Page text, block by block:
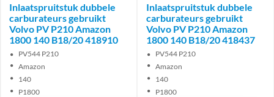
Inlaatspruitstuk dubbele
carburateurs gebruikt
Volvo PV P210 Amazon
1800 140 B18/20 418910
PV544 P210
Amazon
140
P1800
Inlaatspruitstuk dubbele
carburateurs gebruikt
Volvo PV P210 Amazon
1800 140 B18/20 418437
PV544 P210
Amazon
140
P1800